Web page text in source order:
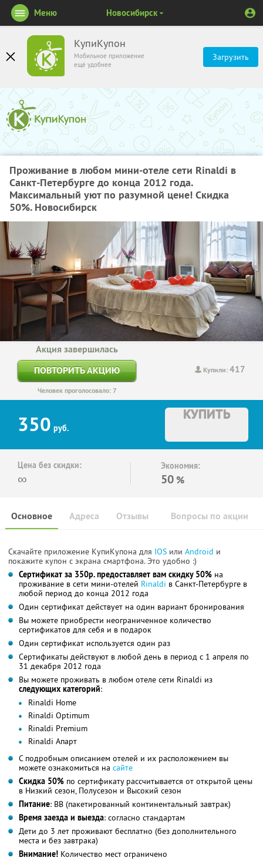
КупиКупон
Мобильное приложение
ещё удобнее
Загрузить
Меню Новосибирск
Проживание в любом мини-отеле сети Rinaldi в
Санкт-Петербурге до конца 2012 года.
Максимальный уют по разумной цене! Скидка
50%. Новосибирск
Купили:417
Акция завершилась
ПОВТОРИТЬ АКЦИЮ
Человек проголосовало: 7
350 руб.
КУПИТЬ
Цена без скидки:
∞
Экономия:
50 %
Основное Отзывы Вопросы по акции
Адреса
Скачайте приложение КупиКупона для IOS или Android и
покажите купон с экрана смартфона. Это удобно :)
Сертификат за 350р. предоставляет вам скидку 50% на
проживание в сети мини-отелей Rinaldi в Санкт-Петербурге в
любой период до конца 2012 года
Один сертификат действует на один вариант бронирования
Вы можете приобрести неограниченное количество
сертификатов для себя и в подарок
Один сертификат используется один раз
Сертификаты действуют в любой день в период с 1 апреля по
31 декабря 2012 года
Вы можете проживать в любом отеле сети Rinaldi из
следующих категорий:
Rinaldi Home
Rinaldi Optimum
Rinaldi Premium
Rinaldi Апарт
С подробным описанием отелей и их расположением вы
можете ознакомиться на сайте
Скидка 50% по сертификату рассчитывается от открытой цены
в Низкий сезон, Полусезон и Высокий сезон
Питание: ВВ (пакетированный континентальный завтрак)
Время заезда и выезда: согласно стандартам
Дети до 3 лет проживают бесплатно (без дополнительного
места и без завтрака)
Внимание! Количество мест ограничено